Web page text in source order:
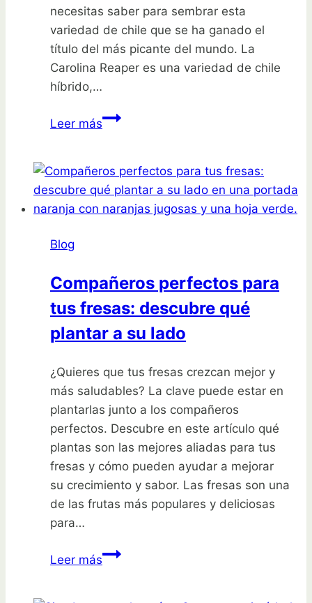
necesitas saber para sembrar esta
variedad de chile que se ha ganado el
título del más picante del mundo. La
Carolina Reaper es una variedad de chile
híbrido,…
Leer másSiembra
desafío:
Plantar
Carolina
Blog
Compañeros perfectos para
tus fresas: descubre qué
plantar a su lado
¿Quieres que tus fresas crezcan mejor y
más saludables? La clave puede estar en
plantarlas junto a los compañeros
perfectos. Descubre en este artículo qué
plantas son las mejores aliadas para tus
fresas y cómo pueden ayudar a mejorar
su crecimiento y sabor. Las fresas son una
de las frutas más populares y deliciosas
para…
Leer másCompañeros